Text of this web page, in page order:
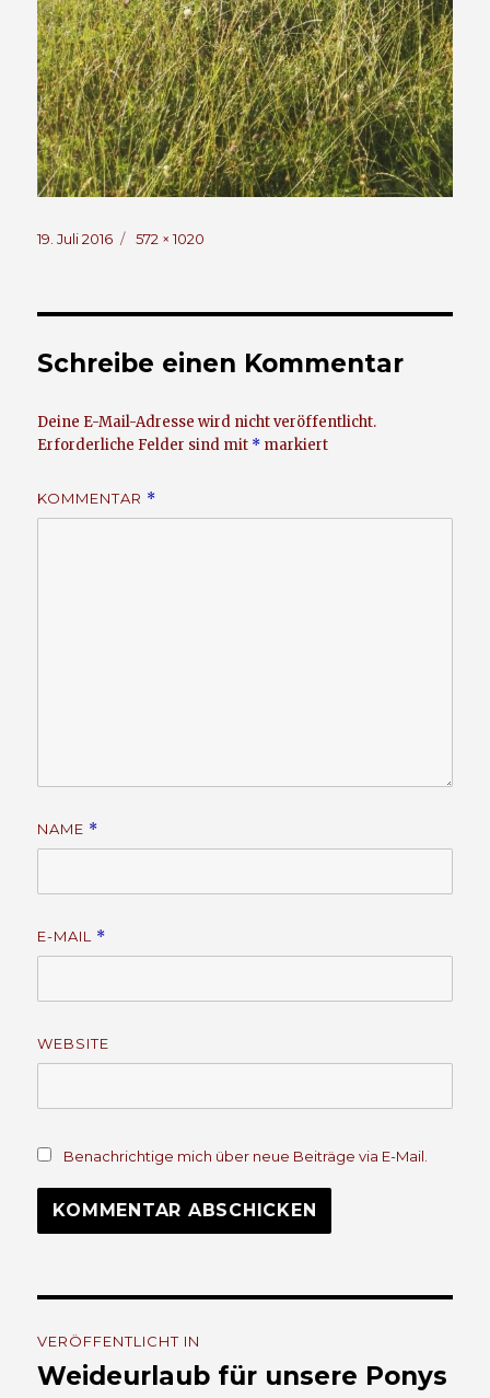
Veröffentlicht
19. Juli 2016
Volle
572 × 1020
Schreibe einen Kommentar
Deine E-Mail-Adresse wird nicht veröffentlicht.
Erforderliche Felder sind mit * markiert
KOMMENTAR *
NAME *
E-MAIL *
WEBSITE
Benachrichtige mich über neue Beiträge via E-Mail.
Navigation
VERÖFFENTLICHT IN
Weideurlaub für unsere Ponys